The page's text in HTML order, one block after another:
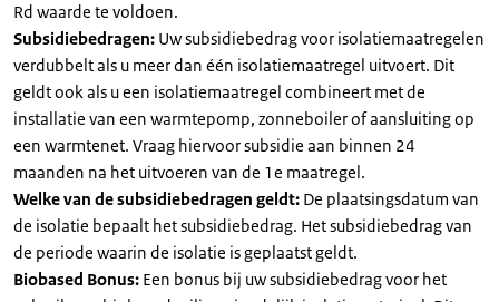
Rd waarde te voldoen.
Subsidiebedragen: Uw subsidiebedrag voor isolatiemaatregelen
verdubbelt als u meer dan één isolatiemaatregel uitvoert. Dit
geldt ook als u een isolatiemaatregel combineert met de
installatie van een warmtepomp, zonneboiler of aansluiting op
een warmtenet. Vraag hiervoor subsidie aan binnen 24
maanden na het uitvoeren van de 1e maatregel.
Welke van de subsidiebedragen geldt: De plaatsingsdatum van
de isolatie bepaalt het subsidiebedrag. Het subsidiebedrag van
de periode waarin de isolatie is geplaatst geldt.
Biobased Bonus: Een bonus bij uw subsidiebedrag voor het